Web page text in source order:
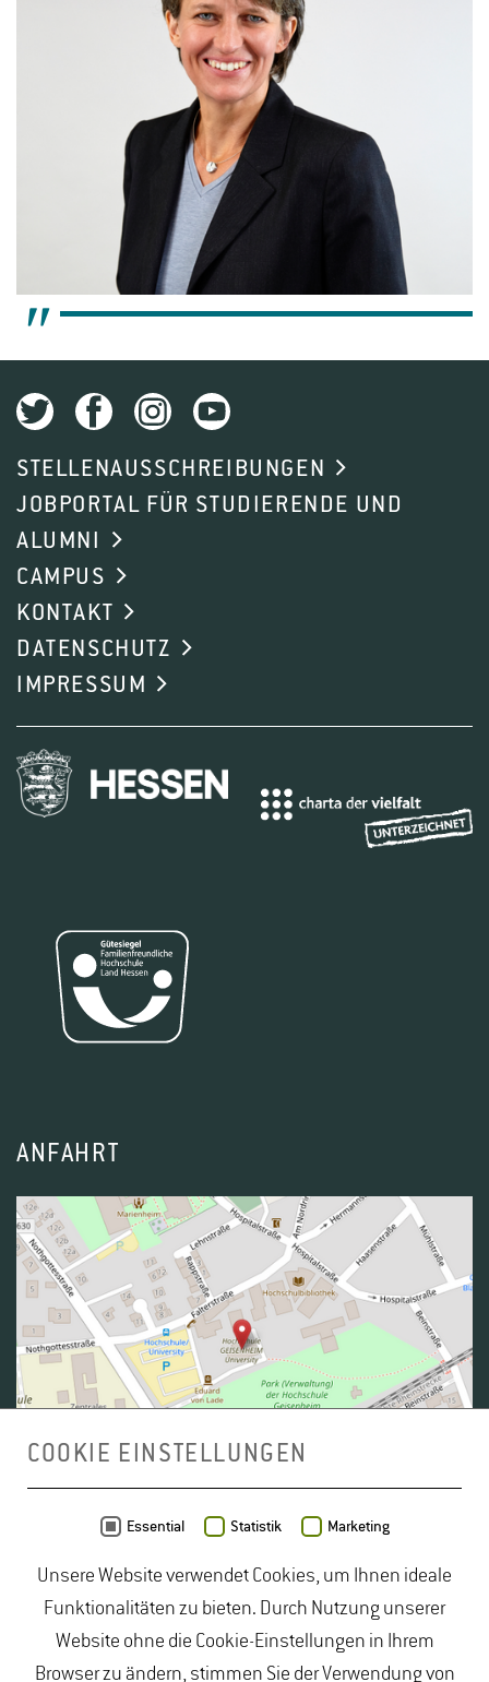
STELLENAUSSCHREIBUNGEN
JOBPORTAL FÜR STUDIERENDE UND
ALUMNI
CAMPUS
KONTAKT
DATENSCHUTZ
IMPRESSUM
ANFAHRT
OpenStreetMap- Veröffentlicht unterODbL
duales Studium Gartenbau| Gartenbau Studium|
Lebensmittelrecht Studium|Lebensmittelsicherheit
Studium| Naturschutz Studium|Oenologie
COOKIE EINSTELLUNGEN
Essential Statistik Marketing
Unsere Website verwendet Cookies, um Ihnen ideale
Funktionalitäten zu bieten. Durch Nutzung unserer
Website ohne die Cookie-Einstellungen in Ihrem
Browser zu ändern, stimmen Sie der Verwendung von